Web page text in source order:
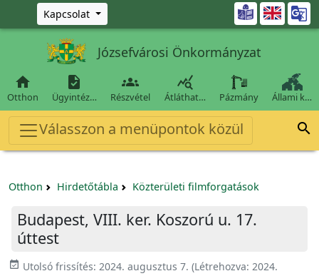
Ugrás a fő tartalomra
Kapcsolat 
Józsefvárosi Önkormányzat

Otthon

Ügyintéz…

Részvétel

Átláthat… Pázmány Állami k…
Válasszon a menüpontok közül 
Otthon Hirdetőtábla Közterületi filmforgatások
Budapest, VIII. ker. Koszorú u. 17.
úttest
event_available Utolsó frissítés: 2024. augusztus 7. (Létrehozva: 2024.